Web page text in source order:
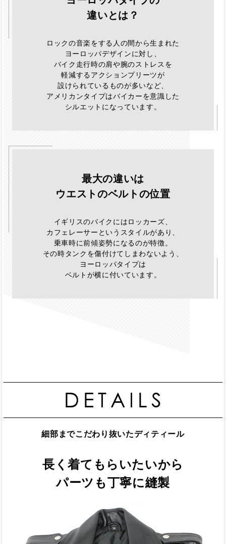
違いとは？
ロックの音楽をする人の間から生まれた
ヨーロッパデザインに対し、
バイク走行時の肩や腕のストレスを
軽減するアクションプリーツが
設けられているものが多いなど、
アメリカンタイプはバイカーを意識した
シルエットになっています。
最大の違いは
ウエストのベルトの位置
イギリスのバイクにはロッカーズ、
カフェレーサーというスタイルがあり、
乗車時に前傾姿勢になるのが特徴。
その時タンクを傷付けてしまわないよう、
ヨーロッパタイプは
ベルトが横に付いています。
細部までこだわり抜いたディティール
長く着てもらいたいから
パーツも丁寧に縫製